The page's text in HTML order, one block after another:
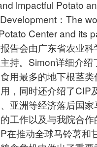
lmpactful Potato
：The
Center and its
告会由广东省农业
持。Simon详细介绍
用最多的地下根茎类
，同时还介绍了CIP
亚洲等经济落后国
工作以及与我院合
在推动全球马铃薯和